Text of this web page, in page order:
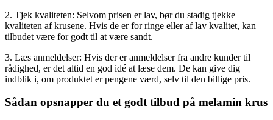
2. Tjek kvaliteten: Selvom prisen er lav, bør du stadig tjekke
kvaliteten af krusene. Hvis de er for ringe eller af lav kvalitet, kan
tilbudet være for godt til at være sandt.
3. Læs anmeldelser: Hvis der er anmeldelser fra andre kunder til
rådighed, er det altid en god idé at læse dem. De kan give dig
indblik i, om produktet er pengene værd, selv til den billige pris.
Sådan opsnapper du et godt tilbud på melamin krus